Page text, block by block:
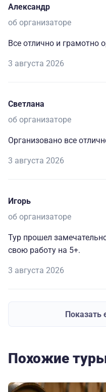
Александр
об организаторе
Все отлично и грамотно
3 августа 2026
Светлана
об организаторе
Организовано все
3 августа 2026
Игорь
об организаторе
Тур прошел
свою работу на 5+.
3 августа 2026
Похожие